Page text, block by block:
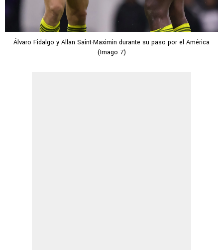
Álvaro Fidalgo y Allan Saint-Maximin durante su paso por el América
(Imago 7)